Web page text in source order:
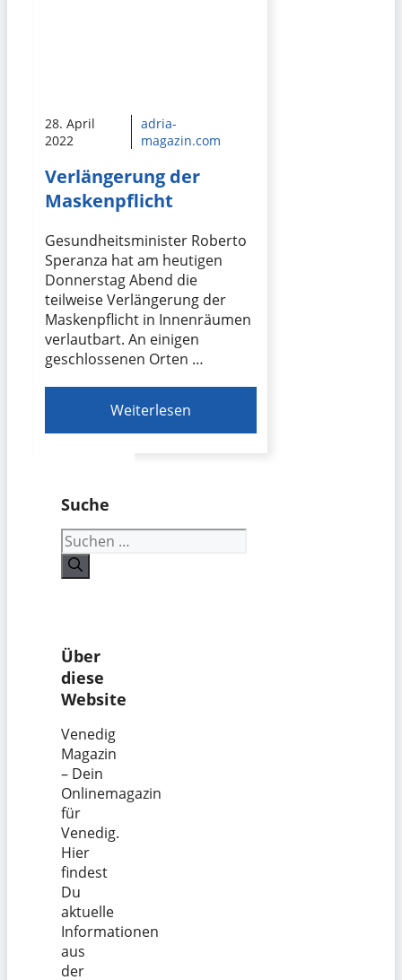
28. April
2022
adria-
magazin.com
Verlängerung der
Maskenpflicht
Gesundheitsminister Roberto
Speranza hat am heutigen
Donnerstag Abend die
teilweise Verlängerung der
Maskenpflicht in Innenräumen
verlautbart. An einigen
geschlossenen Orten …
Weiterlesen
Suche
Suchen
nach:
Über
diese
Website
Venedig
Magazin
– Dein
Onlinemagazin
für
Venedig.
Hier
findest
Du
aktuelle
Informationen
aus
der